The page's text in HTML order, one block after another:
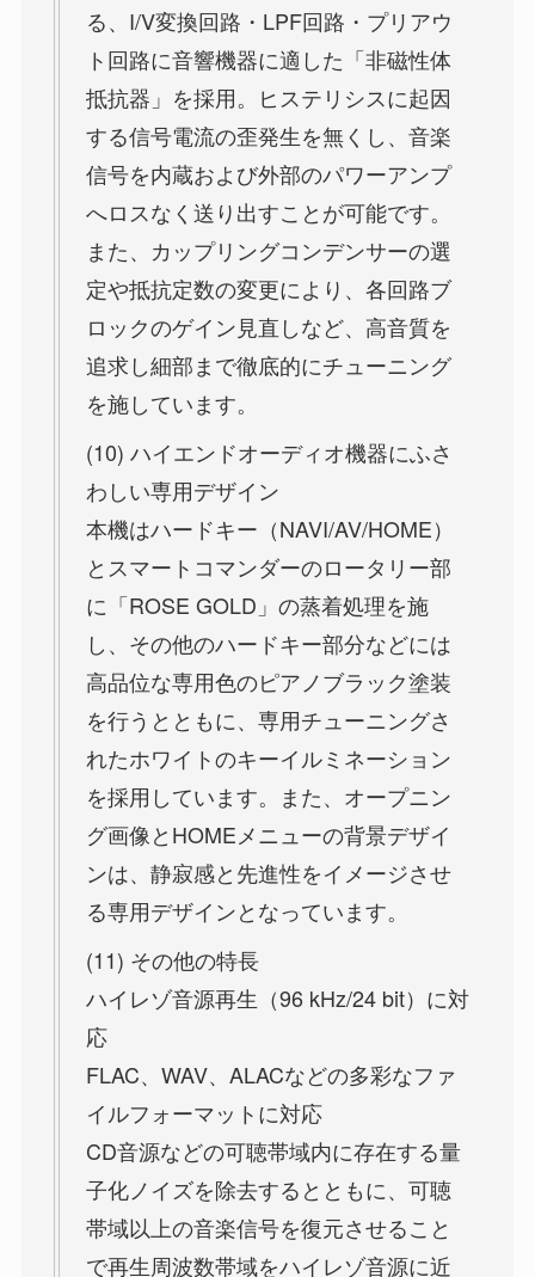
る、I/V変換回路・LPF回路・プリアウ
ト回路に音響機器に適した「非磁性体
抵抗器」を採用。ヒステリシスに起因
する信号電流の歪発生を無くし、音楽
信号を内蔵および外部のパワーアンプ
へロスなく送り出すことが可能です。
また、カップリングコンデンサーの選
定や抵抗定数の変更により、各回路ブ
ロックのゲイン見直しなど、高音質を
追求し細部まで徹底的にチューニング
を施しています。
(10) ハイエンドオーディオ機器にふさ
わしい専用デザイン
本機はハードキー（NAVI/AV/HOME）
とスマートコマンダーのロータリー部
に「ROSE GOLD」の蒸着処理を施
し、その他のハードキー部分などには
高品位な専用色のピアノブラック塗装
を行うとともに、専用チューニングさ
れたホワイトのキーイルミネーション
を採用しています。また、オープニン
グ画像とHOMEメニューの背景デザイ
ンは、静寂感と先進性をイメージさせ
る専用デザインとなっています。
(11) その他の特長
ハイレゾ音源再生（96 kHz/24 bit）に対
応
FLAC、WAV、ALACなどの多彩なファ
イルフォーマットに対応
CD音源などの可聴帯域内に存在する量
子化ノイズを除去するとともに、可聴
帯域以上の音楽信号を復元させること
で再生周波数帯域をハイレゾ音源に近